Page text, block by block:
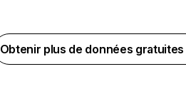
Obtenir plus de données